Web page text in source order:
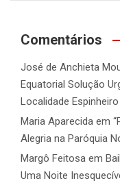
Comentários
José de Anchieta
Equatorial Solução
Localidade
Maria Aparecida em
Alegria na Paróquia
Margô Feitosa em
Uma Noite